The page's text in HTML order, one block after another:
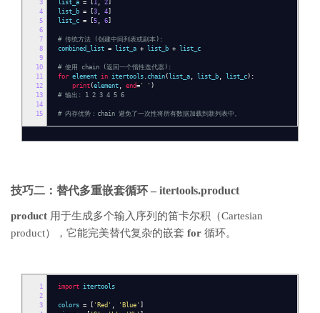
3
4
5
6
7
8
9
10
11
12
13
14
15
list_a = [ 1 , 2]
list_b = [3 , 4]
list_c = [5 , 6]
# 传统方法 (创建中间列表或副本):
combined_list = list_a + list_b + list_c
# 使用 chain (返回一个惰性迭代器):
for element in itertools . chain ( list_a , list_b , list_c):
print (element , end= ' ' )
# 输出: 1 2 3 4 5 6
# 内存优势：chain 避免了一次性将所有数据加载到新列表中。
技巧二：替代多重嵌套循环 – itertools.product
product 用于生成多个输入序列的笛卡尔积（Cartesian
product），它能完美替代复杂的嵌套 for 循环。
1
2
3
import itertools
colors = [ 'Red' , 'Blue' ]